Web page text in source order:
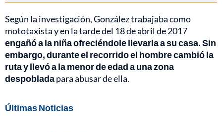
Según la investigación, González trabajaba como
mototaxista y en la tarde del 18 de abril de 2017
engañó a la niña ofreciéndole llevarla a su casa. Sin
embargo, durante el recorrido el hombre cambió la
ruta y llevó a la menor de edad a una zona
despobladapara abusar de ella.
Últimas Noticias